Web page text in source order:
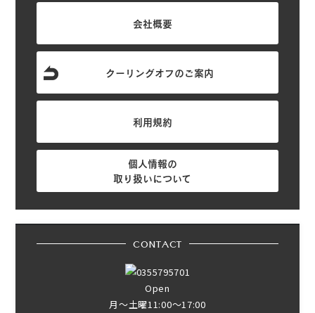
会社概要
クーリングオフのご案内
利用規約
個人情報の
取り扱いについて
CONTACT
Open
月～土曜11:00～17:00